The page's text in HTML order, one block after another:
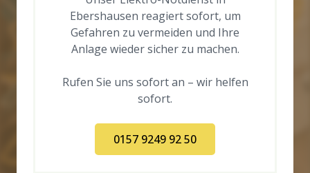
Ebershausen reagiert sofort, um
Gefahren zu vermeiden und Ihre
Anlage wieder sicher zu machen.
Rufen Sie uns sofort an – wir helfen
sofort.
0157 9249 92 50